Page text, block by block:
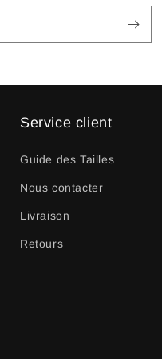
Service client
Guide des Tailles
Nous contacter
Livraison
Retours